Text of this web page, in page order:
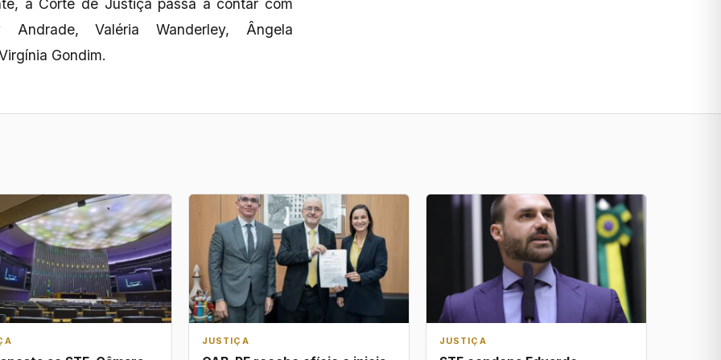
a Corte de Justiça passa a contar com
Andrade, Valéria Wanderley, Ângela
Gondim.
JUSTIÇA JUSTIÇA